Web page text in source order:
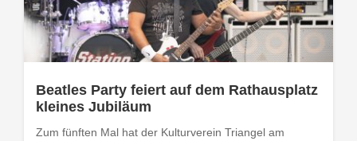
Beatles Party feiert auf dem Rathausplatz
kleines Jubiläum
Zum fünften Mal hat der Kulturverein Triangel am